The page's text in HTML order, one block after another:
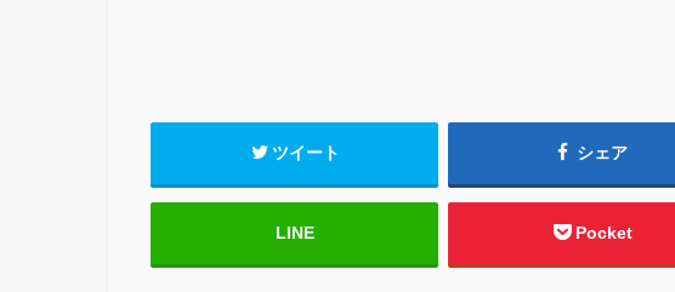
ツイート シェア
LINE Pocket